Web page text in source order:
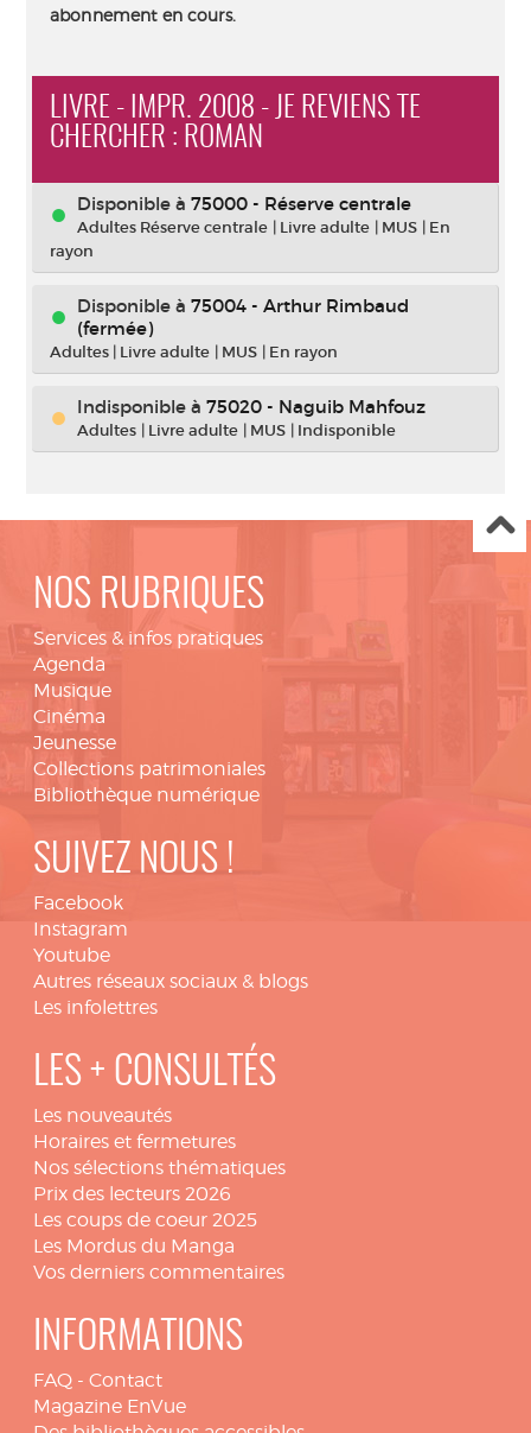
abonnement en cours.
LIVRE - IMPR. 2008 - JE REVIENS TE
CHERCHER : ROMAN
Disponible à 75000 - Réserve centrale
Adultes Réserve centrale | Livre adulte | MUS | En
rayon
Disponible à 75004 - Arthur Rimbaud
(fermée)
Adultes | Livre adulte | MUS | En rayon
Indisponible à 75020 - Naguib Mahfouz
Adultes | Livre adulte | MUS | Indisponible
NOS RUBRIQUES
Services & infos pratiques
Agenda
Musique
Cinéma
Jeunesse
Collections patrimoniales
Bibliothèque numérique
SUIVEZ NOUS !
Facebook
Instagram
Youtube
Autres réseaux sociaux & blogs
Les infolettres
LES + CONSULTÉS
Les nouveautés
Horaires et fermetures
Nos sélections thématiques
Prix des lecteurs 2026
Les coups de coeur 2025
Les Mordus du Manga
Vos derniers commentaires
INFORMATIONS
FAQ - Contact
Magazine EnVue